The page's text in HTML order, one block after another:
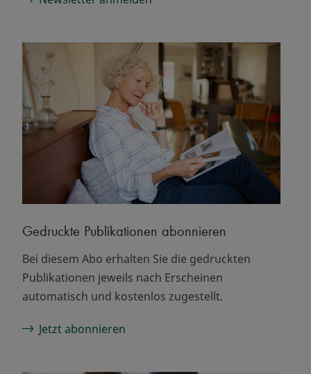
Gedruckte Publikationen abonnieren
Bei diesem Abo erhalten Sie die gedruckten
Publikationen jeweils nach Erscheinen
automatisch und kostenlos zugestellt.
Jetzt abonnieren